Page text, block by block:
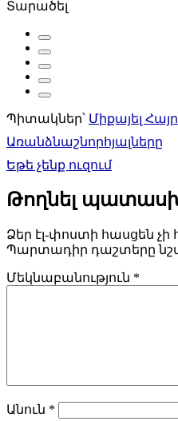
Տարածել
Պիտակներ՝ Միքայել
Գրառումների
նավարկումը
Առանձնաշնորհյալները
Եթե չենք ուզում
Թողնել
Ձեր էլ-փոստի հասցեն չի
Պարտադիր դաշտերը
Մեկնաբանություն *
Անուն *